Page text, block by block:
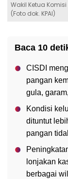
Wakil Ketua
(Foto dok. KPAI)
Baca 10
CISDI
pangan
gula,
Kondisi
dituntut
pangan
lonjakan
berbagai